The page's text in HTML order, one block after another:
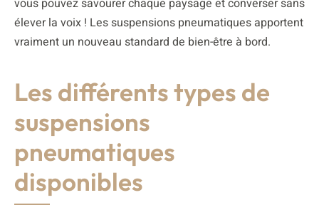
vous pouvez savourer chaque paysage et converser sans
élever la voix ! Les suspensions pneumatiques apportent
vraiment un nouveau standard de bien-être à bord.
Les différents types de
suspensions
pneumatiques
disponibles